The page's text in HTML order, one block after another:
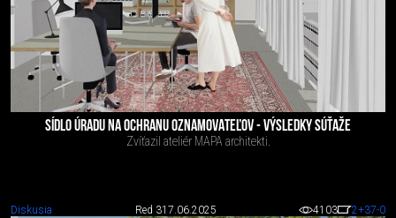
SÍDLO ÚRADU NA OCHRANU OZNAMOVATEĽOV - VÝSLEDKY SÚŤAŽE
Zvíťazil ateliér MAPA architekti.
Diskusia Red 317.06.2025 4103 2+37-0